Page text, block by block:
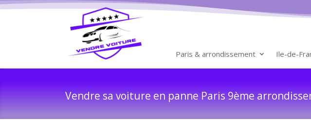
Paris & arrondissement Ile-de-
Vendre sa voiture en panne Paris 9ème